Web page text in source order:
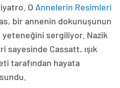
O Annelerin Resimleri
bir annenin dokunuşunun
sergiliyor. Nazik
sayesinde Cassatt, ışık
tarafından hayata